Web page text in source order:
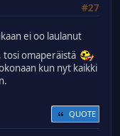
#27
ei oo laulanut
tosi omaperäistä
kun nyt kaikki
QUOTE